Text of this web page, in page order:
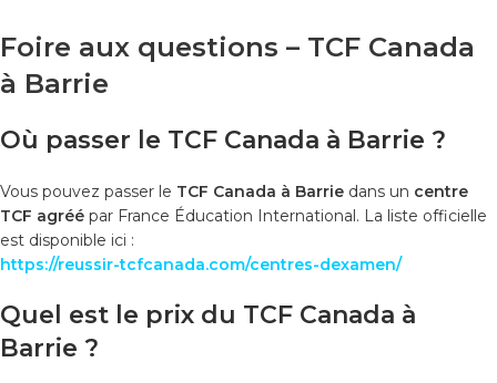
Foire aux questions – TCF Canada
à Barrie
Où passer le TCF Canada à Barrie ?
Vous pouvez passer le TCF Canada à Barrie dans un centre
TCF agréé par France Éducation International. La liste officielle
est disponible ici :
https://reussir-tcfcanada.com/centres-dexamen/
Quel est le prix du TCF Canada à
Barrie ?